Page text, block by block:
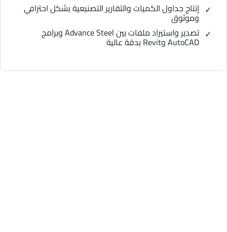
إنتاج جداول الكميات والتقارير التصنيعية بشكل احترافي
وموثوق
تصدير واستيراد ملفات بين Advance Steel وبرامج
AutoCAD وRevit بدقة عالية